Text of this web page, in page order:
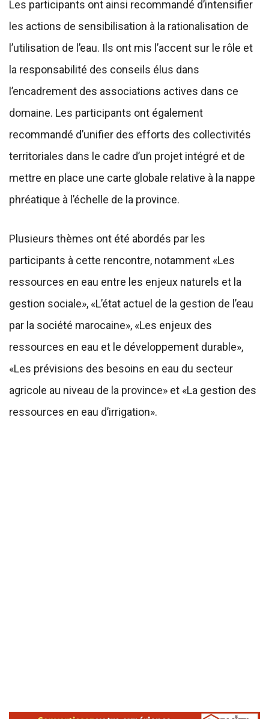
Les participants ont ainsi recommandé d’intensifier
les actions de sensibilisation à la rationalisation de
l’utilisation de l’eau. Ils ont mis l’accent sur le rôle et
la responsabilité des conseils élus dans
l’encadrement des associations actives dans ce
domaine. Les participants ont également
recommandé d’unifier des efforts des collectivités
territoriales dans le cadre d’un projet intégré et de
mettre en place une carte globale relative à la nappe
phréatique à l’échelle de la province.
Plusieurs thèmes ont été abordés par les
participants à cette rencontre, notamment «Les
ressources en eau entre les enjeux naturels et la
gestion sociale», «L’état actuel de la gestion de l’eau
par la société marocaine», «Les enjeux des
ressources en eau et le développement durable»,
«Les prévisions des besoins en eau du secteur
agricole au niveau de la province» et «La gestion des
ressources en eau d’irrigation».